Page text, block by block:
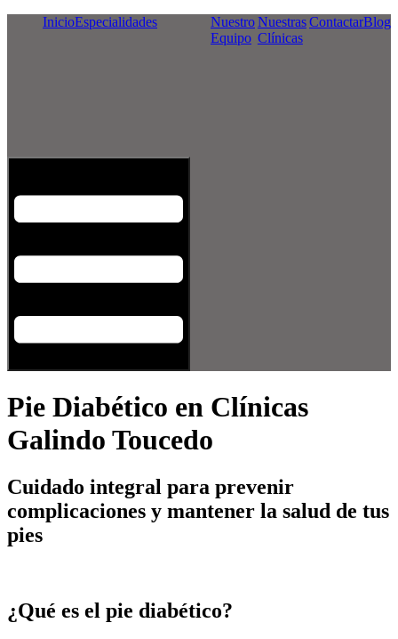
InicioEspecialidades
Nuestro
Equipo
Nuestras
Clínicas
ContactarBlog
Pie Diabético en Clínicas
Galindo Toucedo
Cuidado integral para prevenir
complicaciones y mantener la salud de tus
pies
¿Qué es el pie diabético?